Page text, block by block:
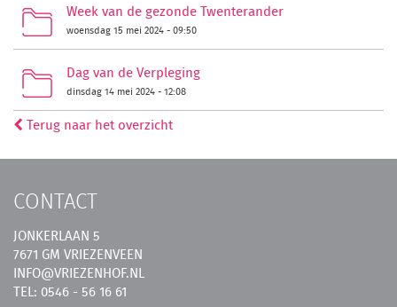
Week van de gezonde Twenterander
woensdag 15 mei 2024 - 09:50
Dag van de Verpleging
dinsdag 14 mei 2024 - 12:08
Terug naar het overzicht
CONTACT
JONKERLAAN 5
7671 GM VRIEZENVEEN
INFO@VRIEZENHOF.NL
TEL: 0546 - 56 16 61